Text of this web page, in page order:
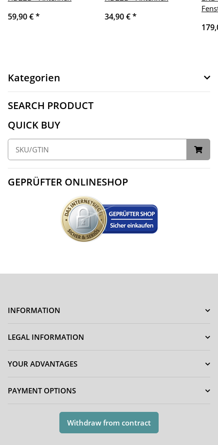
59,90 €* 34,90 €*
Kategorien
SEARCH PRODUCT
QUICK BUY
GEPRÜFTER ONLINESHOP
INFORMATION
LEGAL INFORMATION
YOUR ADVANTAGES
PAYMENT OPTIONS
Withdraw from contract